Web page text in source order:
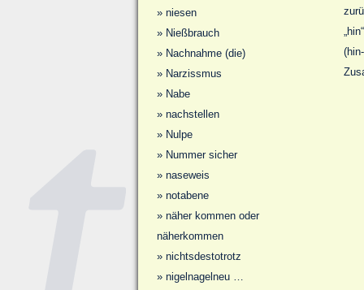
» niesen
» Nießbrauch
» Nachnahme (die)
» Narzissmus
» Nabe
» nachstellen
» Nulpe
» Nummer sicher
» naseweis
» notabene
» näher kommen oder
näherkommen
» nichtsdestotrotz
» nigelnagelneu …